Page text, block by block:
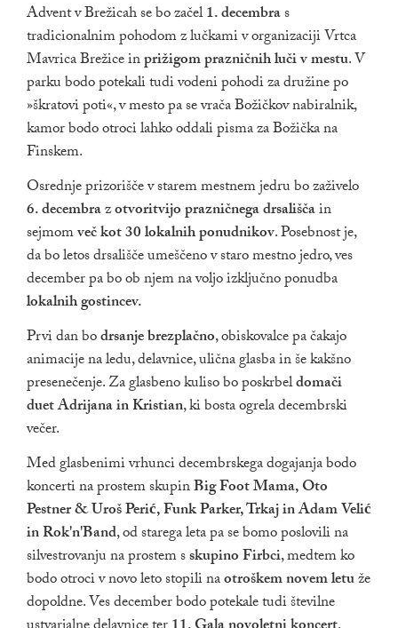
Advent v Brežicah se bo začel1. decembras
tradicionalnim pohodom z lučkami v organizaciji Vrtca
Mavrica Brežice inprižigom prazničnih luči v mestu. V
parku bodo potekali tudi vodeni pohodi za družine po
»škratovi poti«, v mesto pa se vrača Božičkov nabiralnik,
kamor bodo otroci lahko oddali pisma za Božička na
Finskem.
Osrednje prizorišče v starem mestnem jedru bo zaživelo
6. decembrazotvoritvijo prazničnega drsališčain
sejmomveč kot 30 lokalnih ponudnikov. Posebnost je,
da bo letos drsališče umeščeno v staro mestno jedro, ves
december pa bo ob njem na voljo izključno ponudba
lokalnih gostincev.
Prvi dan bodrsanje brezplačno, obiskovalce pa čakajo
animacije na ledu, delavnice, ulična glasba in še kakšno
presenečenje. Za glasbeno kuliso bo poskrbeldomači
duet Adrijana in Kristian, ki bosta ogrela decembrski
večer.
Med glasbenimi vrhunci decembrskega dogajanja bodo
koncerti na prostem skupinBig Foot Mama, Oto
Pestner & Uroš Perić, Funk Parker, Trkaj in Adam Velić
in Rok'n'Band, od starega leta pa se bomo poslovili na
silvestrovanju na prostem sskupino Firbci, medtem ko
bodo otroci v novo leto stopili naotroškem novem letuže
dopoldne. Ves december bodo potekale tudi številne